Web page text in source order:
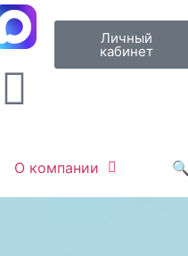
Личный
кабинет
О компании 🔍